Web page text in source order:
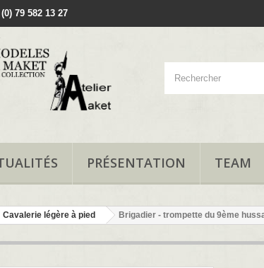
79 582 13 27
PRÉSENTATION TEAM
Cavalerie légère à pied Brigadier - trompette du 9ème